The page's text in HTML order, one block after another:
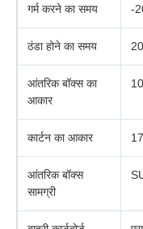
गर्म करने का समय -
ठंडा होने का समय
आंतरिक बॉक्स का
आकार
कार्टन का आकार
आंतरिक बॉक्स
सामग्री